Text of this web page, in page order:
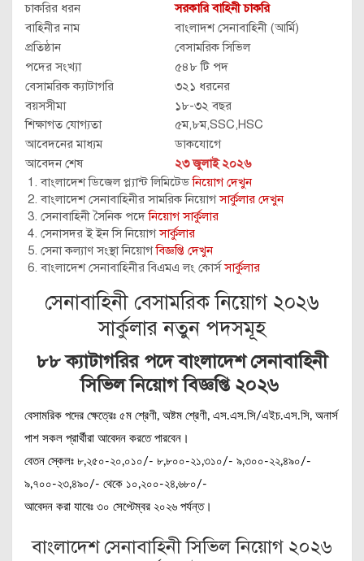
চাকরির ধরন
সরকারি বাহিনী চাকরি
বাহিনীর নাম
বাংলাদশ সেনাবাহিনী (আর্মি)
প্রতিষ্ঠান
বেসামরিক সিভিল
পদের সংখ্যা
৫৪৮ টি পদ
বেসামরিক ক্যাটাগরি
৩২১ ধরনের
বয়সসীমা
১৮-৩২ বছর
শিক্ষাগত যোগ্যতা
৫ম,৮ম,SSC,HSC
আবেদনের মাধ্যম
ডাকযোগে
আবেদন শেষ
২৩ জুলাই ২০২৬
বাংলাদেশ ডিজেল প্ল্যান্ট লিমিটেডনিয়োগ দেখুন
বাংলাদেশ সেনাবাহিনীর সামরিক নিয়োগসার্কুলার দেখুন
সেনাবাহিনী সৈনিক পদেনিয়োগ সার্কুলার
সেনাসদর ই ইন সি নিয়োগসার্কুলার
সেনা কল্যাণ সংস্থা নিয়োগবিজ্ঞপ্তি দেখুন
বাংলাদেশ সেনাবাহিনীর বিএমএ লং কোর্সসার্কুলার
সেনাবাহিনী বেসামরিক নিয়োগ ২০২৬
সার্কুলার নতুন পদসমূহ
৮৮ ক্যাটাগরির পদে বাংলাদেশ সেনাবাহিনী
সিভিল নিয়োগ বিজ্ঞপ্তি ২০২৬
বেসামরিক পদের ক্ষেত্রেঃ ৫ম শ্রেণী, অষ্টম শ্রেণী, এস.এস.সি/এইচ.এস.সি, অনার্স
পাশ সকল প্রার্থীরা আবেদন করতে পারবেন।
বেতন স্কেলঃ ৮,২৫০-২০,০১০/- ৮,৮০০-২১,৩১০/- ৯,৩০০-২২,৪৯০/-
৯,৭০০-২৩,৪৯০/- থেকে ১০,২০০-২৪,৬৮০/-
আবেদন করা যাবেঃ ৩০ সেপ্টেম্বর ২০২৬ পর্যন্ত।
বাংলাদেশ সেনাবাহিনী সিভিল নিয়োগ ২০২৬